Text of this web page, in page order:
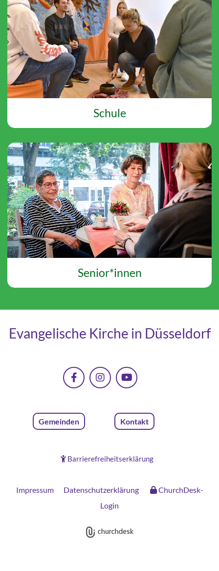
Schule
Senior*innen
Evangelische Kirche in Düsseldorf
Gemeinden Kontakt
 Barrierefreiheitserklärung
Impressum Datenschutzerklärung
ChurchDesk-
Login